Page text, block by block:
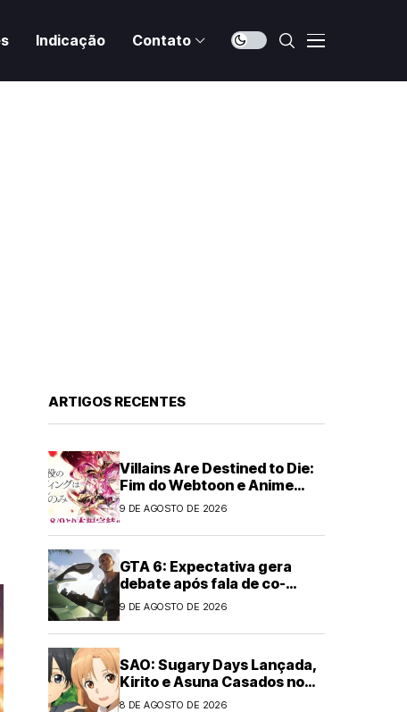
Indicação Contato
ARTIGOS RECENTES
Villains Are Destined to Die:
Fim do Webtoon e Anime
Anunciado
9 DE AGOSTO DE 2026
GTA 6: Expectativa gera
debate após fala de co-
criador de The Last of Us
9 DE AGOSTO DE 2026
SAO: Sugary Days Lançada,
Kirito e Asuna Casados no
Japão
8 DE AGOSTO DE 2026